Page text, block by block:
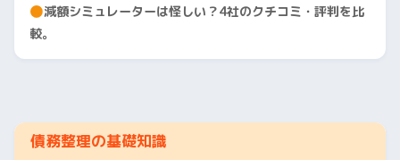
減額シミュレーターは怪しい？4社のクチコミ・評判を比
較。
債務整理の基礎知識